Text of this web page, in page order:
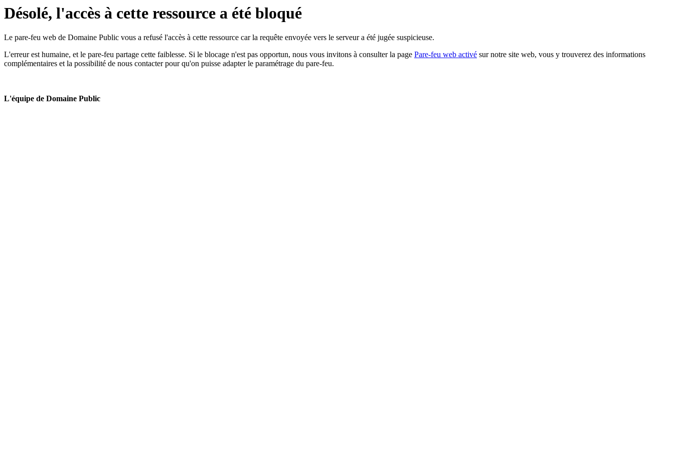
Désolé, l'accès à cette ressource a été bloqué
Le pare-feu web de Domaine Public vous a refusé l'accès à cette ressource car la requête envoyée vers le serveur a été jugée suspicieuse.
L'erreur est humaine, et le pare-feu partage cette faiblesse. Si le blocage n'est pas opportun, nous vous invitons à consulter la page Pare-feu web activé sur notre site web, vous y trouverez des informations
complémentaires et la possibilité de nous contacter pour qu'on puisse adapter le paramétrage du pare-feu.
L'équipe de Domaine Public